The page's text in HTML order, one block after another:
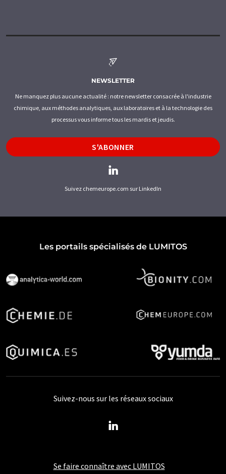
NEWSLETTER
Ne manquez plus aucune actualité : notre newsletter consacrée à l'industrie
chimique, aux méthodes analytiques, aux laboratoires et à la technologie des
processus vous informe tous les mardis et jeudis.
S'ABONNER
Suivez chemeurope.com sur LinkedIn
Les portails spécialisés de LUMITOS
Se faire connaître avec LUMITOS
Suivez-nous sur les réseaux sociaux